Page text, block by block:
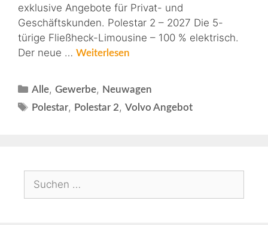
exklusive Angebote für Privat- und
Geschäftskunden. Polestar 2 – 2027 Die 5-
türige Fließheck-Limousine – 100 % elektrisch.
Der neue … Weiterlesen
Alle,Gewerbe, Neuwagen
Polestar, Polestar 2,Volvo Angebot